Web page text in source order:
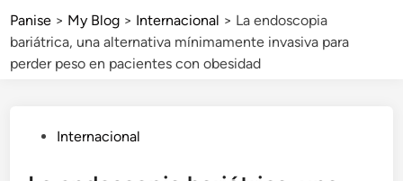
Panise > My Blog > Internacional > La endoscopia
bariátrica, una alternativa mínimamente invasiva para
perder peso en pacientes con obesidad
PostedInternacional